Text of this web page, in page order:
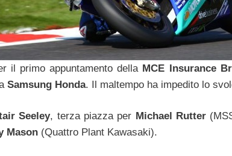
il primo appuntamento della MCE Insurance
Samsung Honda. Il maltempo ha impedito lo
Seeley, terza piazza per Michael Rutter
Mason (Quattro Plant Kawasaki).